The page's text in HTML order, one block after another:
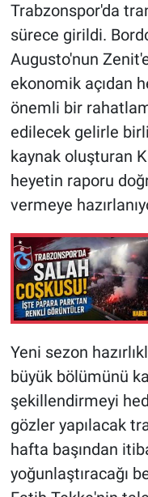
Trabzonspor'da
sürece girildi.
Augusto'nun
ekonomik açıdan
önemli bir
edilecek gelirle
kaynak oluşturan
heyetin raporu
vermeye
Yeni sezon
büyük bölümünü
şekillendirmeyi
gözler yapılacak
hafta başından
yoğunlaştıracağı
ÇEVRE
HABERDE
POLİTİKA
SPOR
MAGAZİN